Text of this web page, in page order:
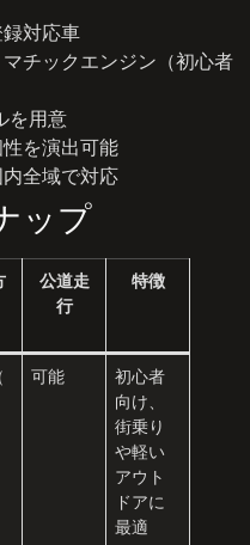
対応車
チックエンジン（初心者
を用意
を演出可能
全域で対応
ップ
公道走
行
特徴
可能
初心者
向け、
街乗り
や軽い
アウト
ドアに
最適